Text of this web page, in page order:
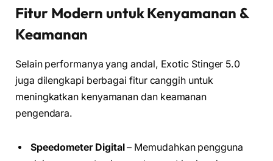
Fitur Modern untuk Kenyamanan &
Keamanan
Selain performanya yang andal, Exotic Stinger 5.0
juga dilengkapi berbagai fitur canggih untuk
meningkatkan kenyamanan dan keamanan
pengendara.
Speedometer Digital– Memudahkan pengguna